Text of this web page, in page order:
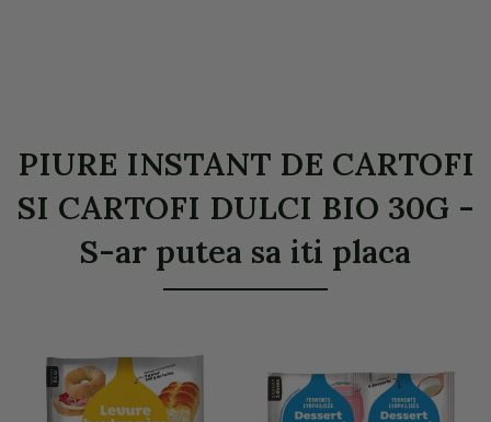
PIURE INSTANT DE CARTOFI
SI CARTOFI DULCI BIO 30G -
S-ar putea sa iti placa